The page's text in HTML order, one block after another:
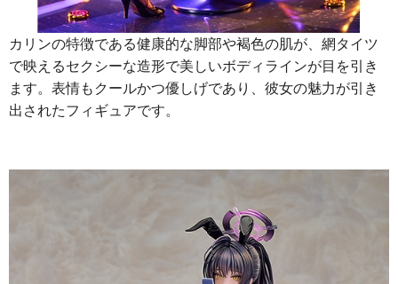
カリンの特徴である健康的な脚部や褐色の肌が、網タイツ
で映えるセクシーな造形で美しいボディラインが目を引き
ます。表情もクールかつ優しげであり、彼女の魅力が引き
出されたフィギュアです。